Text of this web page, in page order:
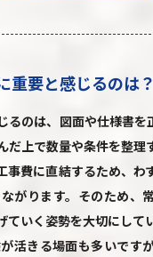
重要と感じるのは？
るのは、図面や仕様書を
上で数量や条件を整理
事費に直結するため、わ
がります。そのため、
いく姿勢を大切にして
活きる場面も多いです